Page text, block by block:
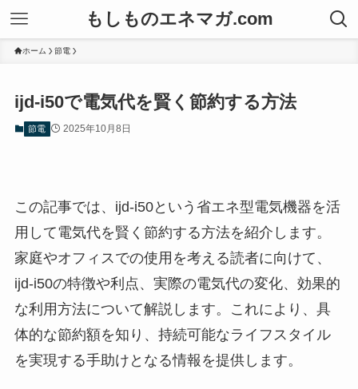
もしものエネマガ.com
ホーム 節電
ijd-i50で電気代を賢く節約する方法
節電 2025年10月8日
この記事では、ijd-i50という省エネ型電気機器を活
用して電気代を賢く節約する方法を紹介します。
家庭やオフィスでの使用を考える読者に向けて、
ijd-i50の特徴や利点、実際の電気代の変化、効果的
な利用方法について解説します。これにより、具
体的な節約額を知り、持続可能なライフスタイル
を実現する手助けとなる情報を提供します。